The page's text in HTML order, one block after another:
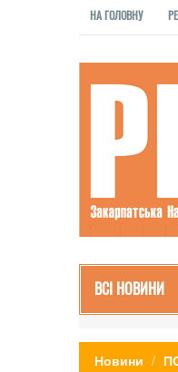
НА ГОЛОВНУ
ВСІ НОВИНИ
Новини